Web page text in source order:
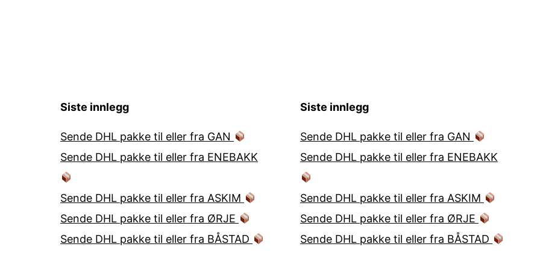
Siste innlegg
Sende DHL pakke til eller fra GAN
Sende DHL pakke til eller fra ENEBAKK
Sende DHL pakke til eller fra ASKIM
Sende DHL pakke til eller fra ØRJE
Sende DHL pakke til eller fra BÅSTAD
Siste innlegg
Sende DHL pakke til eller fra GAN
Sende DHL pakke til eller fra ENEBAKK
Sende DHL pakke til eller fra ASKIM
Sende DHL pakke til eller fra ØRJE
Sende DHL pakke til eller fra BÅSTAD